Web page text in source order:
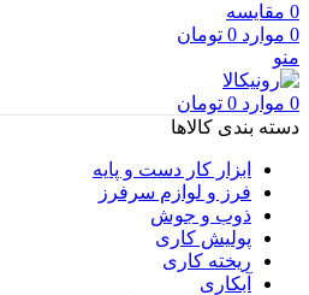
0 مقایسه
0 موارد 0 تومان
منو
0 موارد 0 تومان
دسته بندی کالاها
ابزار کار دست و پایه
فرز و لوازم سرفرز
ذوب و جوش
پولیش کاری
ریخته کاری
آبکاری